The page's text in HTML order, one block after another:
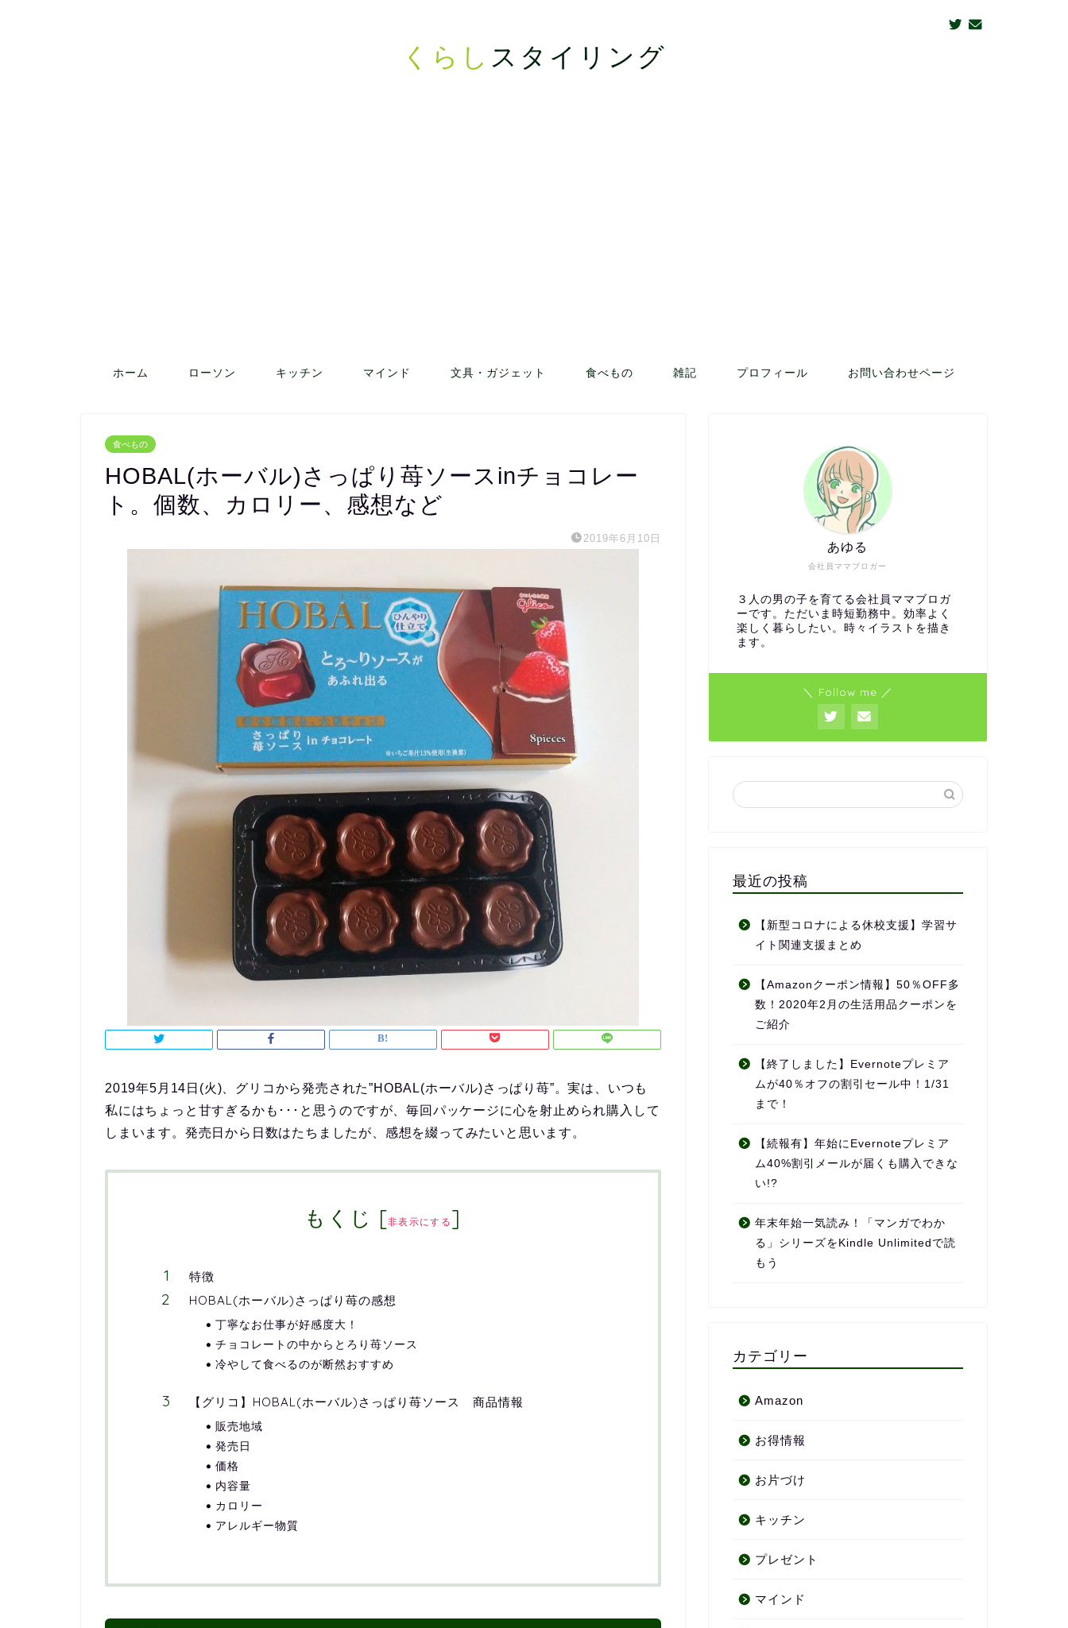
くらし スタイリング
ホーム ローソン キッチン マインド 文具・ガジェット 食べもの 雑記 プロフィール お問い合わせページ
食べもの
HOBAL(ホーバル)さっぱり苺ソースinチョコレー
ト。個数、カロリー、感想など
2019年6月10日
2019年5月14日(火)、グリコから発売された”HOBAL(ホーバル)さっぱり苺”。実は、いつも
私にはちょっと甘すぎるかも･･･と思うのですが、毎回パッケージに心を射止められ購入して
しまいます。発売日から日数はたちましたが、感想を綴ってみたいと思います。
もくじ [非表示にする ]
特徴
HOBAL(ホーバル)さっぱり苺の感想
丁寧なお仕事が好感度大！
チョコレートの中からとろり苺ソース
冷やして食べるのが断然おすすめ
【グリコ】HOBAL(ホーバル)さっぱり苺ソース 商品情報
販売地域
発売日
価格
内容量
カロリー
アレルギー物質
会社員ママブロガー
あゆる
３人の男の子を育てる会社員ママブロガ
ーです。ただいま時短勤務中。効率よく
楽しく暮らしたい。時々イラストを描き
ます。
＼ Follow me ／
最近の投稿
【新型コロナによる休校支援】学習サ
イト関連支援まとめ
【Amazonクーポン情報】50％OFF多
数！2020年2月の生活用品クーポンを
ご紹介
【終了しました】Evernoteプレミア
ムが40％オフの割引セール中！1/31
まで！
【続報有】年始にEvernoteプレミア
ム40%割引メールが届くも購入できな
い!?
年末年始一気読み！「マンガでわか
る」シリーズをKindle Unlimitedで読
もう
カテゴリー
Amazon
お得情報
お片づけ
キッチン
プレゼント
マインド